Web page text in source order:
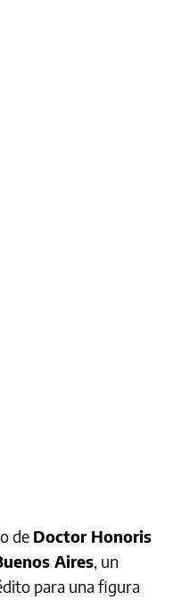
de Doctor Honoris
Aires, un
para una figura